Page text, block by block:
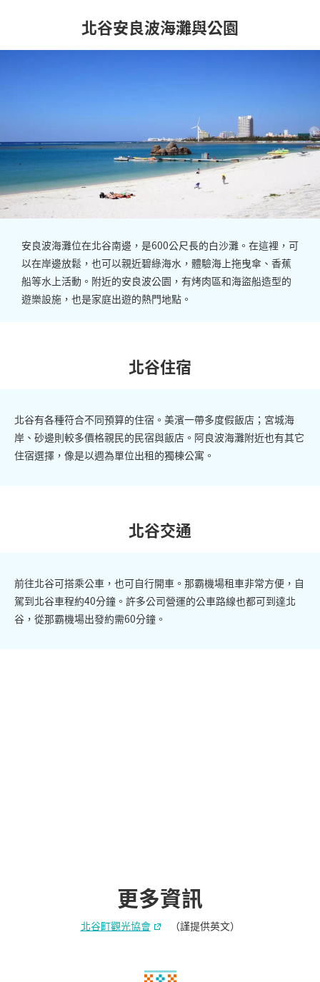
北谷安良波海灘與公園
安良波海灘位在北谷南邊，是600公尺長的白沙灘。在這裡，可
以在岸邊放鬆，也可以親近碧綠海水，體驗海上拖曳傘、香蕉
船等水上活動。附近的安良波公園，有烤肉區和海盜船造型的
遊樂設施，也是家庭出遊的熱門地點。
北谷住宿
北谷有各種符合不同預算的住宿。美濱一帶多度假飯店；宮城海
岸、砂邊則較多價格親民的民宿與飯店。阿良波海灘附近也有其它
住宿選擇，像是以週為單位出租的獨棟公寓。
北谷交通
前往北谷可搭乘公車，也可自行開車。那霸機場租車非常方便，自
駕到北谷車程約40分鐘。許多公司營運的公車路線也都可到達北
谷，從那霸機場出發約需60分鐘。
更多資訊
北谷町觀光協會 （謹提供英文）